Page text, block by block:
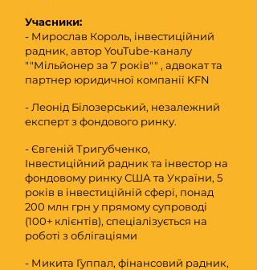
Учасники:
- Мирослав Король, інвестиційний
радник, автор YouTube-каналу
""Мільйонер за 7 років"" , адвокат та
партнер юридичної компанії KFN
- Леонід Білозерський, незалежний
експерт з фондового ринку.
- Євгеній Тригубченко,
Інвестиційний радник та інвестор на
фондовому ринку США та України, 5
років в інвестиційній сфері, понад
200 млн грн у прямому супроводі
(100+ клієнтів), спеціалізується на
роботі з облігаціями
- Микита Гуппал, фінансовий радник,